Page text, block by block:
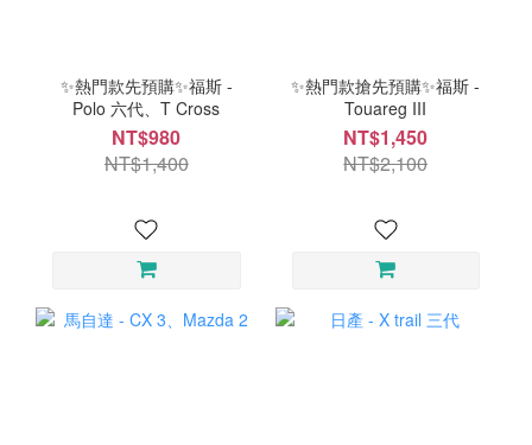
✨熱門款先預購✨福斯 -
Polo 六代、T Cross
NT$980
NT$1,400
✨熱門款搶先預購✨福斯 -
Touareg III
NT$1,450
NT$2,100